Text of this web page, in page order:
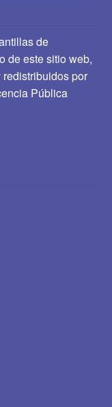
de
de este sitio web,
por
Pública